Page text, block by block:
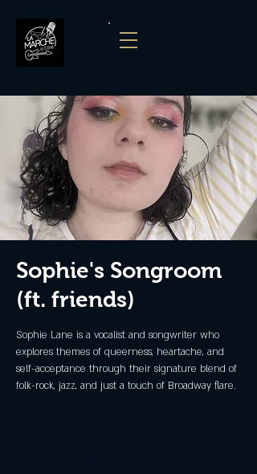
Sophie's Songroom
(ft. friends)
Sophie Lane is a vocalist and songwriter who
explores themes of queerness, heartache, and
self-acceptance through their signature blend of
folk-rock, jazz, and just a touch of Broadway flare.